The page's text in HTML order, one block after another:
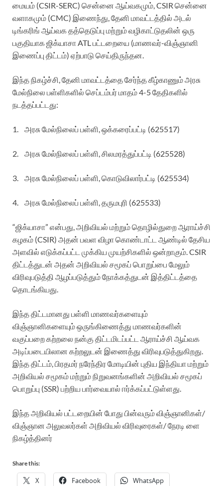
மையம் (CSIR-SERC) சென்னை ஆய்வகமும், CSIR சென்னை
வளாகமும் (CMC) இணைந்து, தேனி மாவட்டத்தில் அடல்
டிங்கரிங் ஆய்வக தத்தெடுப்பு மற்றும் வழிகாட்டுதலின் ஒரு
பகுதியாக ஜிக்யாசா ATL பட்டறையை (மாணவர்-விஞ்ஞானி
இணைப்பு திட்டம்) ஏற்பாடு செய்திருந்தன.
இந்த நிகழ்ச்சி, தேனி மாவட்டத்தை சேர்ந்த கீழ்காணும் அரசு
மேல்நிலை பள்ளிகளில் செப்டம்பர் மாதம் 4-5 தேதிகளில்
நடத்தப்பட்டது:
1. அரசு மேல்நிலைப் பள்ளி, ஒக்கரைப்பட்டி (625517)
2. அரசு மேல்நிலைப் பள்ளி, சிலமரத்துப்பட்டி (625528)
3. அரசு மேல்நிலைப் பள்ளி, கொடுவிலார்பட்டி (625534)
4. அரசு மேல்நிலைப் பள்ளி, தருமபுரி (625533)
“ஜிக்யாசா” என்பது, அறிவியல் மற்றும் தொழில்துறை ஆராய்ச்சி
கழகம் (CSIR) அதன் பவள விழா கொண்டாட்ட ஆண்டில் தேசிய
அளவில் எடுக்கப்பட்ட முக்கிய முயற்சிகளில் ஒன்றாகும். CSIR
திட்டத்துடன் அதன் அறிவியல் சமூகப் பொறுப்பை மேலும்
விரிவுபடுத்தி ஆழப்படுத்தும் நோக்கத்துடன் இத்திட்டத்தை
தொடங்கியது.
இந்த திட்டமானது பள்ளி மாணவர்களையும்
விஞ்ஞானிகளையும் ஒருங்கிணைத்து மாணவர்களின்
வகுப்பறை கற்றலை நன்கு திட்டமிடப்பட்ட ஆராய்ச்சி ஆய்வக
அடிப்படையிலான கற்றலுடன் இணைத்து விரிவுபடுத்துகிறது.
இந்த திட்டம், பிரதமர் நரேந்திர மோடியின் புதிய இந்தியா மற்றும்
அறிவியல் சமூகம் மற்றும் நிறுவனங்களின் அறிவியல் சமூகப்
பொறுப்பு (SSR) பற்றிய பார்வையால் ஈர்க்கப்பட்டுள்ளது.
இந்த அறிவியல் பட்டறையின் போது பின்வரும் விஞ்ஞானிகள்/
விஞ்ஞான அலுவலர்கள் அறிவியல் விரிவுரைகள்/ நேரடி ளை
நிகழ்த்தினர்
Share this:
X Facebook WhatsApp